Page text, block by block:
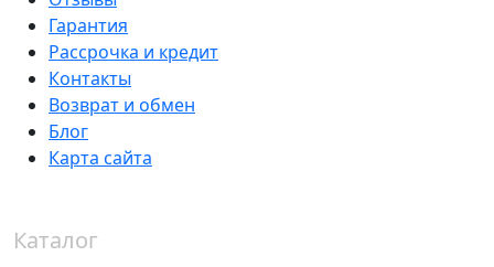
Гарантия
Рассрочка и кредит
Контакты
Возврат и обмен
Блог
Карта сайта
Каталог